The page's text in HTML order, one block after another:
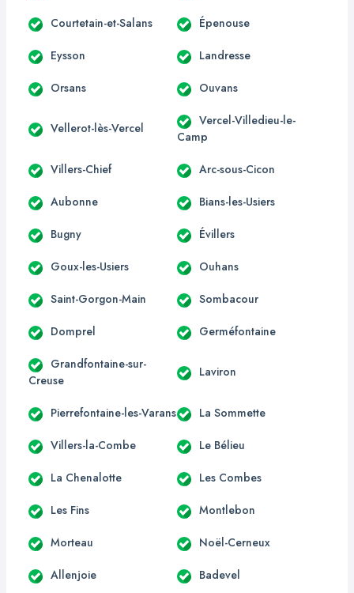
Courtetain-et-Salans Épenouse
Eysson Landresse
Orsans Ouvans
Vellerot-lès-Vercel
Vercel-Villedieu-le-
Camp
Villers-Chief Arc-sous-Cicon
Aubonne Bians-les-Usiers
Bugny Évillers
Goux-les-Usiers Ouhans
Saint-Gorgon-Main Sombacour
Domprel Germéfontaine
Grandfontaine-sur-
Creuse
Laviron
Pierrefontaine-les-Varans La Sommette
Villers-la-Combe Le Bélieu
La Chenalotte Les Combes
Les Fins Montlebon
Morteau Noël-Cerneux
Allenjoie Badevel